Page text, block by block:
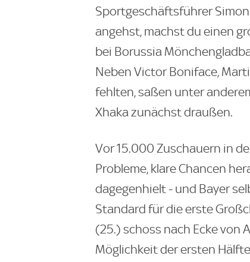
Sportgeschäftsführer
angehst, machst du einen
bei Borussia
Neben Victor Boniface,
fehlten, saßen unter
Xhaka zunächst draußen.
Vor 15.000 Zuschauern in
Probleme, klare Chancen
dagegenhielt - und Bayer
Standard für die erste
(25.) schoss nach Ecke von
Möglichkeit der ersten